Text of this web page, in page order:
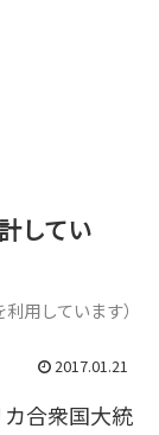
してい
用しています）
2017.01.21
合衆国大統